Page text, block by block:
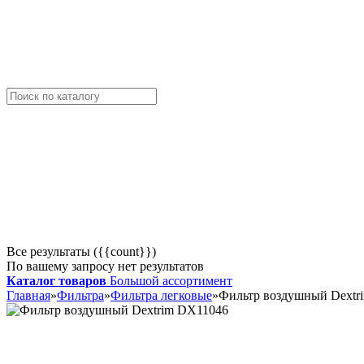
Все результаты ({{count}})
По вашему запросу нет результатов
Каталог товаров Большой ассортимент
Главная»Фильтра»Фильтра легковые»Фильтр воздушный